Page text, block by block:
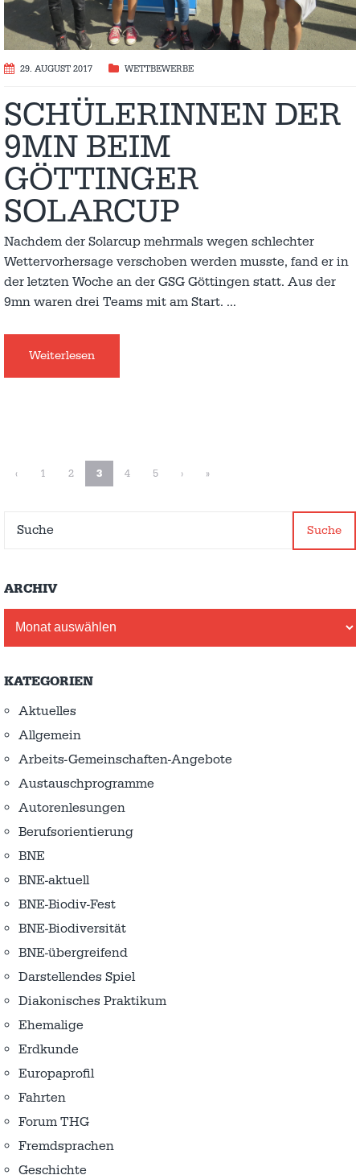
29. AUGUST 2017 WETTBEWERBE
SCHÜLERINNEN DER
9MN BEIM
GÖTTINGER
SOLARCUP
Nachdem der Solarcup mehrmals wegen schlechter
Wettervorhersage verschoben werden musste, fand er in
der letzten Woche an der GSG Göttingen statt. Aus der
9mn waren drei Teams mit am Start. …
Weiterlesen
‹ 1 2 3 4 5 › »
Suche
ARCHIV
KATEGORIEN
Aktuelles
Allgemein
Arbeits-Gemeinschaften-Angebote
Austausch­programme
Autorenlesungen
Berufsorientierung
BNE
BNE-aktuell
BNE-Biodiv-Fest
BNE-Biodiversität
BNE-übergreifend
Darstellendes Spiel
Diakonisches Praktikum
Ehemalige
Erdkunde
Europaprofil
Fahrten
Forum THG
Fremdsprachen
Geschichte